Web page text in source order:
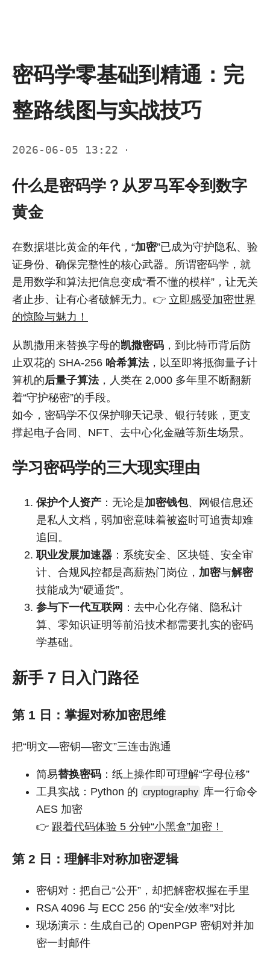
密码学零基础到精通：完
整路线图与实战技巧
2026-06-05 13:22 ·
什么是密码学？从罗马军令到数字
黄金
在数据堪比黄金的年代，“加密”已成为守护隐私、验
证身份、确保完整性的核心武器。所谓密码学，就
是用数学和算法把信息变成“看不懂的模样”，让无关
者止步、让有心者破解无力。👉 立即感受加密世界
的惊险与魅力！
从凯撒用来替换字母的凯撒密码 ，到比特币背后防
止双花的 SHA-256 哈希算法，以至即将抵御量子计
算机的后量子算法，人类在 2,000 多年里不断翻新
着“守护秘密”的手段。
如今，密码学不仅保护聊天记录、银行转账，更支
撑起电子合同、NFT、去中心化金融等新生场景。
学习密码学的三大现实理由
保护个人资产 ：无论是加密钱包、网银信息还
是私人文档，弱加密意味着被盗时可追责却难
追回。
职业发展加速器 ：系统安全、区块链、安全审
计、合规风控都是高薪热门岗位， 加密与解密
技能成为“硬通货”。
参与下一代互联网 ：去中心化存储、隐私计
算、零知识证明等前沿技术都需要扎实的密码
学基础。
新手 7 日入门路径
第 1 日：掌握对称加密思维
把“明文—密钥—密文”三连击跑通
简易替换密码 ：纸上操作即可理解“字母位移”
工具实战：Python 的 cryptography 库一行命令
AES 加密
👉 跟着代码体验 5 分钟“小黑盒”加密！
第 2 日：理解非对称加密逻辑
密钥对：把自己“公开”，却把解密权握在手里
RSA 4096 与 ECC 256 的“安全/效率”对比
现场演示：生成自己的 OpenPGP 密钥对并加
密一封邮件